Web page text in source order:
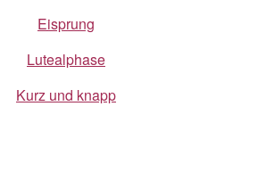
Eisprung
Lutealphase
Kurz und knapp